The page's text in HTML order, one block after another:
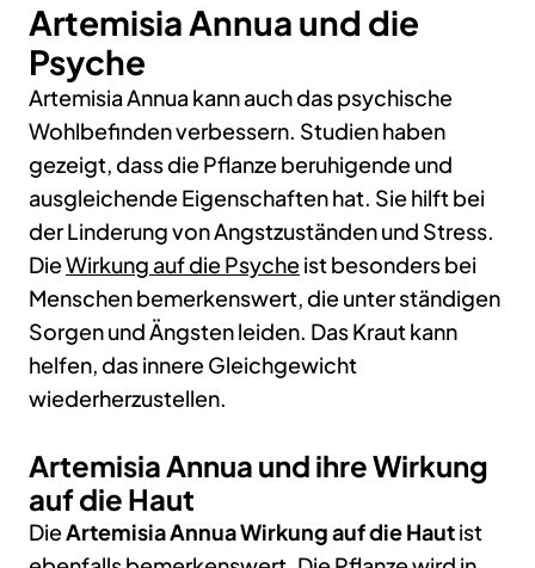
Artemisia Annua und die
Psyche
Artemisia Annua kann auch das psychische
Wohlbefinden verbessern. Studien haben
gezeigt, dass die Pflanze beruhigende und
ausgleichende Eigenschaften hat. Sie hilft bei
der Linderung von Angstzuständen und Stress.
DieWirkung auf die Psycheist besonders bei
Menschen bemerkenswert, die unter ständigen
Sorgen und Ängsten leiden. Das Kraut kann
helfen, das innere Gleichgewicht
wiederherzustellen.
Artemisia Annua und ihre Wirkung
auf die Haut
DieArtemisia Annua Wirkung auf die Hautist